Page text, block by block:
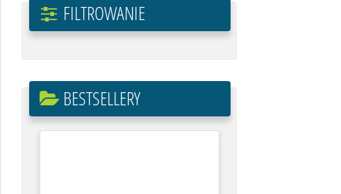
FILTROWANIE
BESTSELLERY